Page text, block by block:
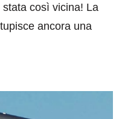
così vicina! La
ancora una